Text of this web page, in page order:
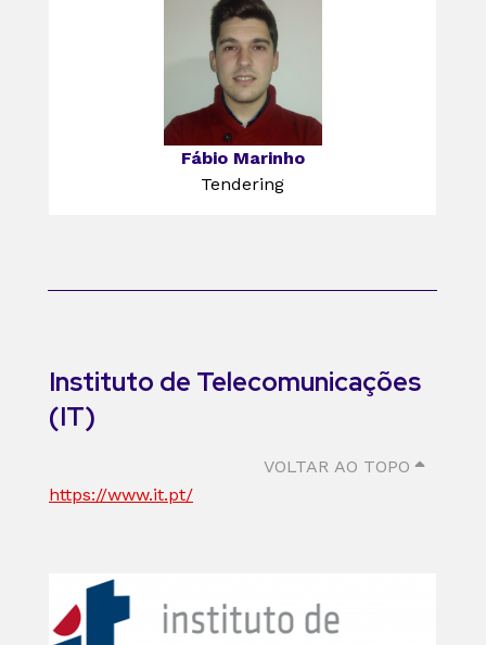
Fábio Marinho
Tendering
Instituto de Telecomunicações
(IT)
VOLTAR AO TOPO
https://www.it.pt/